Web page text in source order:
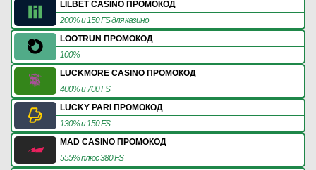
LILBET CASINO ПРОМОКОД
200% и 150 FS для казино
LOOTRUN ПРОМОКОД
100%
LUCKMORE CASINO ПРОМОКОД
400% и 700 FS
LUCKY PARI ПРОМОКОД
130% и 150 FS
MAD CASINO ПРОМОКОД
555% плюс 380 FS